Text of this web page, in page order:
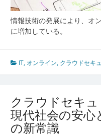
践
と
新
時
の
情
理
情報技術の発展により、オ
に増加している。
IT, オンライン, クラウドセキ
クラウドセキ
現代社会の安心
の新常識